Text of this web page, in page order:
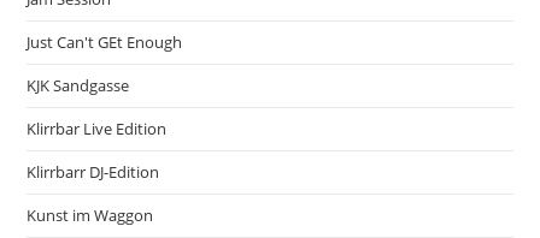
Just Can't GEt Enough
KJK Sandgasse
Klirrbar Live Edition
Klirrbarr DJ-Edition
Kunst im Waggon